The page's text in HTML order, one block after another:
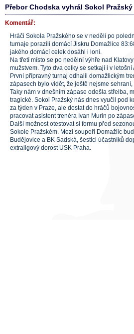
Přebor Chodska vyhrál Sokol Pražský
Komentář:
Hráči Sokola Pražského se v neděli po
turnaje porazili domácí Jiskru Domažlice
jakého domácí celek dosáhl i loni.
Na třetí místo se po nedělní výhře nad
mužstvem. Tyto dva celky se setkají i v letošní
První přípravný turnaj odhalil domažlickým
zápasech bylo vidět, že ještě nejsme
Taky nám v dnešním zápase odešla střelba,
tragické. Sokol Pražský nás dnes vyučil pod
za týden v Praze, ale dostat do hráčů
pracovat asistent trenéra Ivan Murin po
Další možnost otestovat si formu před
Sokole Pražském. Mezi soupeři Domažlic
Budějovice a BK Sadská, šestici účastníků
extraligový dorost USK Praha.